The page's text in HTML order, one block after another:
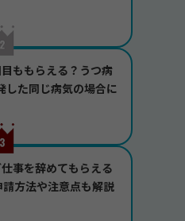
ももらえる？うつ病
した同じ病気の場合に
事を辞めてもらえる
方法や注意点も解説